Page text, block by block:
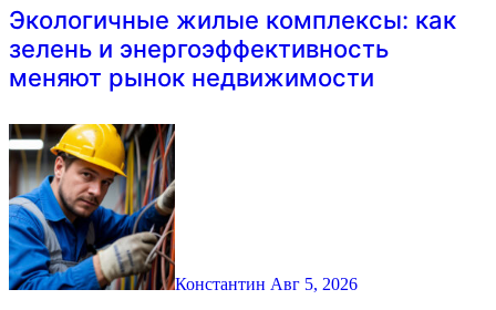
Экологичные жилые комплексы: как
зелень и энергоэффективность
меняют рынок недвижимости
Константин Авг 5, 2026